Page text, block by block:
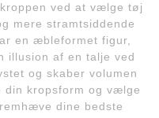
ved at vælge tøj
mere stramtsiddende
en æbleformet figur,
illusion af en talje ved
og skaber volumen
din kropsform og vælge
dine bedste